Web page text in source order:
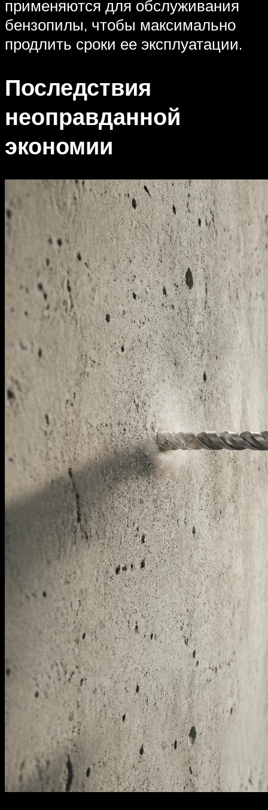
применяются для обслуживания
бензопилы, чтобы максимально
продлить сроки ее эксплуатации.
Последствия
неоправданной
экономии